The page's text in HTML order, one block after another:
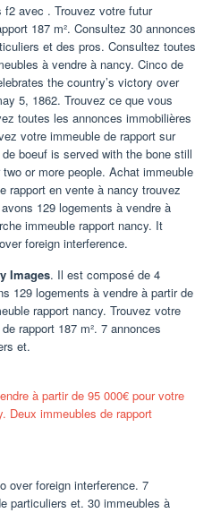
avec . Trouvez votre futur
187 m². Consultez 30 annonces
et des pros. Consultez toutes
à vendre à nancy. Cinco de
the country’s victory over
5, 1862. Trouvez ce que vous
toutes les annonces immobilières
votre immeuble de rapport sur
boeuf is served with the bone still
or more people. Achat immeuble
rapport en vente à nancy trouvez
129 logements à vendre à
immeuble rapport nancy. It
foreign interference.
Images. Il est composé de 4
129 logements à vendre à partir de
rapport nancy. Trouvez votre
rapport 187 m². 7 annonces
et.
over foreign interference. 7
particuliers et. 30 immeubles à